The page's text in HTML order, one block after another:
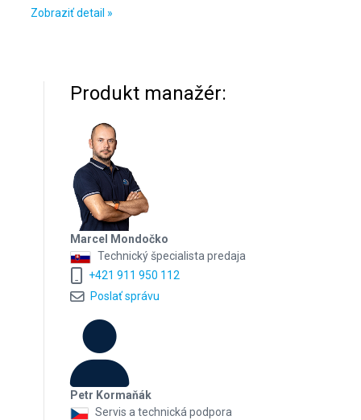
Zobraziť detail »
Produkt manažér:
Marcel Mondočko
Technický špecialista predaja
+421 911 950 112
Poslať správu
Petr Kormaňák
Servis a technická podpora